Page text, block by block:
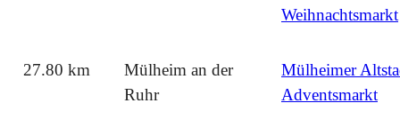
Weihnachtsmarkt
27.80 km
Mülheim an der
Ruhr
Mülheimer
Adventsmarkt